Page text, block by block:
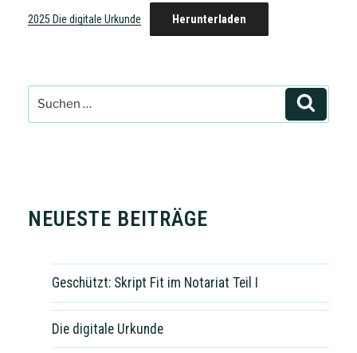
2025 Die digitale Urkunde Herunterladen
NEUESTE BEITRÄGE
Geschützt: Skript Fit im Notariat Teil I
Die digitale Urkunde